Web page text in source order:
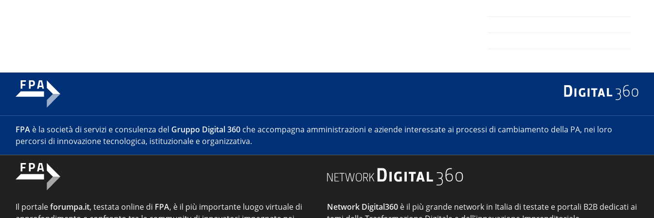
FPA è la società di servizi e consulenza del Gruppo Digital 360 che accompagna amministrazioni e aziende interessate ai processi di cambiamento della PA, nei loro
percorsi di innovazione tecnologica, istituzionale e organizzativa.
Il portaleforumpa.it, testata online di FPA, è il più importante luogo virtuale di
Network Digital360 è il più grande network in Italia di testate e portali B2B dedicati ai